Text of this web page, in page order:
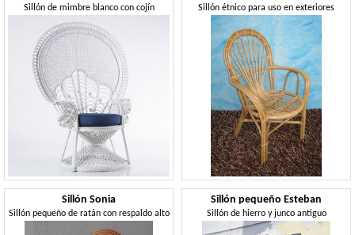
Sillón de mimbre blanco con cojín Sillón étnico para uso en exteriores
Sillón Sonia
Sillón pequeño de ratán con respaldo alto
Sillón pequeño Esteban
Sillón de hierro y junco antiguo